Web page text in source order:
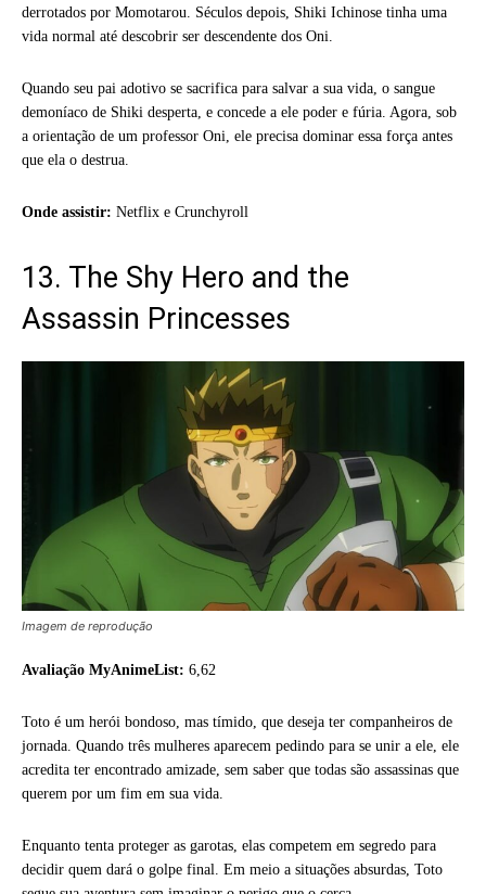
derrotados por Momotarou. Séculos depois, Shiki Ichinose tinha uma
vida normal até descobrir ser descendente dos Oni.
Quando seu pai adotivo se sacrifica para salvar a sua vida, o sangue
demoníaco de Shiki desperta, e concede a ele poder e fúria. Agora, sob
a orientação de um professor Oni, ele precisa dominar essa força antes
que ela o destrua.
Onde assistir: Netflix e Crunchyroll
13. The Shy Hero and the
Assassin Princesses
Imagem de reprodução
Avaliação MyAnimeList: 6,62
Toto é um herói bondoso, mas tímido, que deseja ter companheiros de
jornada. Quando três mulheres aparecem pedindo para se unir a ele, ele
acredita ter encontrado amizade, sem saber que todas são assassinas que
querem por um fim em sua vida.
Enquanto tenta proteger as garotas, elas competem em segredo para
decidir quem dará o golpe final. Em meio a situações absurdas, Toto